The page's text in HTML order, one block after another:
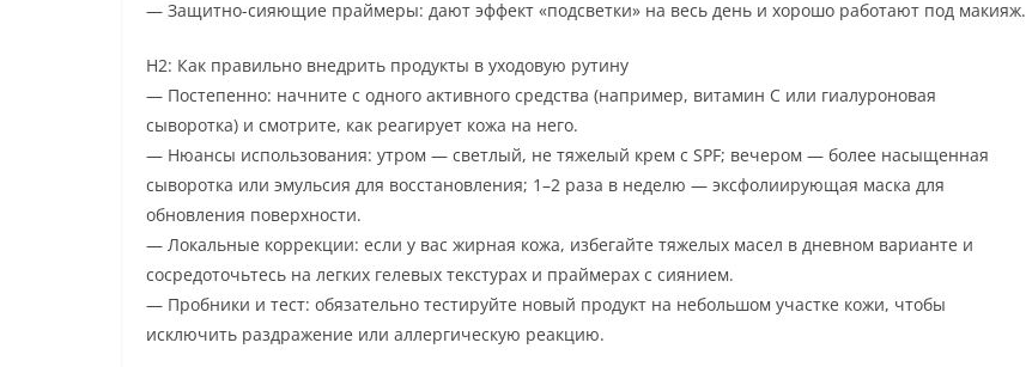
— Защитно-сияющие праймеры: дают эффект «подсветки» на весь день и хорошо работают под макияж.
H2: Как правильно внедрить продукты в уходовую рутину
— Постепенно: начните с одного активного средства (например, витамин C или гиалуроновая
сыворотка) и смотрите, как реагирует кожа на него.
— Нюансы использования: утром — светлый, не тяжелый крем с SPF; вечером — более насыщенная
сыворотка или эмульсия для восстановления; 1–2 раза в неделю — эксфолиирующая маска для
обновления поверхности.
— Локальные коррекции: если у вас жирная кожа, избегайте тяжелых масел в дневном варианте и
сосредоточьтесь на легких гелевых текстурах и праймерах с сиянием.
— Пробники и тест: обязательно тестируйте новый продукт на небольшом участке кожи, чтобы
исключить раздражение или аллергическую реакцию.